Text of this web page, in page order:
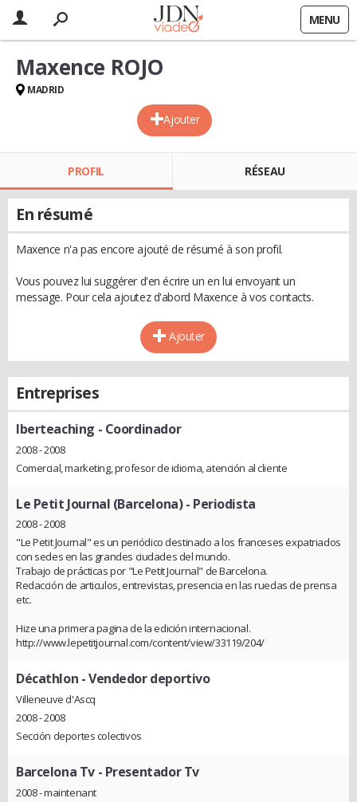
MENU
Ajouter
Maxence ROJO
MADRID
PROFIL RÉSEAU
En résumé
Maxence n'a pas encore ajouté de résumé à son profil.
Vous pouvez lui suggérer d'en écrire un en lui envoyant un
message. Pour cela ajoutez d'abord Maxence à vos contacts.
Ajouter
Entreprises
Iberteaching - Coordinador
2008 - 2008
Comercial, marketing, profesor de idioma, atención al cliente
Le Petit Journal (Barcelona)- Periodista
2008 - 2008
"Le Petit Journal" es un periódico destinado a los franceses expatriados
con sedes en las grandes ciudades del mundo.
Trabajo de prácticas por "Le Petit Journal" de Barcelona.
Redacción de articulos, entrevistas, presencia en las ruedas de prensa
etc.
Hize una primera pagina de la edición internacional.
http://www.lepetitjournal.com/content/view/33119/204/
Décathlon - Vendedor deportivo
Villeneuve d'Ascq
2008 - 2008
Sección deportes colectivos
Barcelona Tv- Presentador Tv
2008 - maintenant